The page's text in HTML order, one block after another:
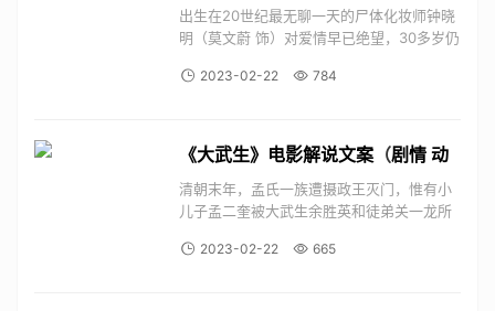
动作 爱情 音乐 奇幻）
出生在20世纪最无聊一天的尸体化妆师钟晓
明（莫文蔚 饰）对爱情早已绝望，30多岁仍
己昔日同窗嘉嘉（黄奕 饰）的老少配婚姻则
钟晓明奔赴广...
2023-02-22 784
《大武生》电影解说文案 （剧情 动
作 爱情 ）
清朝末年，孟氏一族遭摄政王灭门，惟有小
儿子孟二奎被大武生余胜英和徒弟关一龙所
天的挑战，最终败北并丢掉摄政王赐给他“武
2023-02-22 665